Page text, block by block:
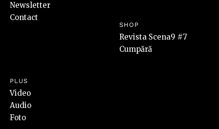
Newsletter
Contact
SHOP
Revista Scena9 #7
Cumpără
PLUS
Video
Audio
Foto